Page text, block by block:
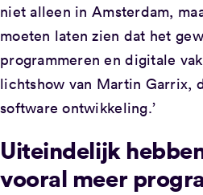
niet alleen in Amsterdam,
moeten laten zien dat het
programmeren en digitale
lichtshow van Martin Garrix,
software ontwikkeling.’
Uiteindelijk
vooral meer